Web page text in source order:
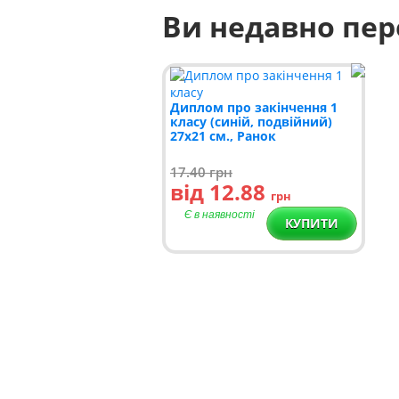
Ви недавно
Диплом про закінчення 1
класу (синій, подвійний)
27х21 см., Ранок
17.40грн
від 12.88 грн
Є в наявності КУПИТИ